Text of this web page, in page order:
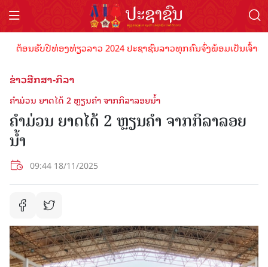
ອນຮັບປີທ່ອງທ່ຽວລາວ 2024 ປະຊາຊົນລາວທຸກຄົນຈົ່ງພ້ອມເປັນເຈົ້າພາ
ຂ່າວສືກສາ-ກິລາ
ຄໍາມ່ວນ ຍາດໄດ້ 2 ຫຼຽນຄໍາ ຈາກກິລາລອຍນໍ້າ
ຄໍາມ່ວນ ຍາດໄດ້ 2 ຫຼຽນຄໍາ ຈາກກິລາລອຍ
ນໍ້າ
09:44 18/11/2025